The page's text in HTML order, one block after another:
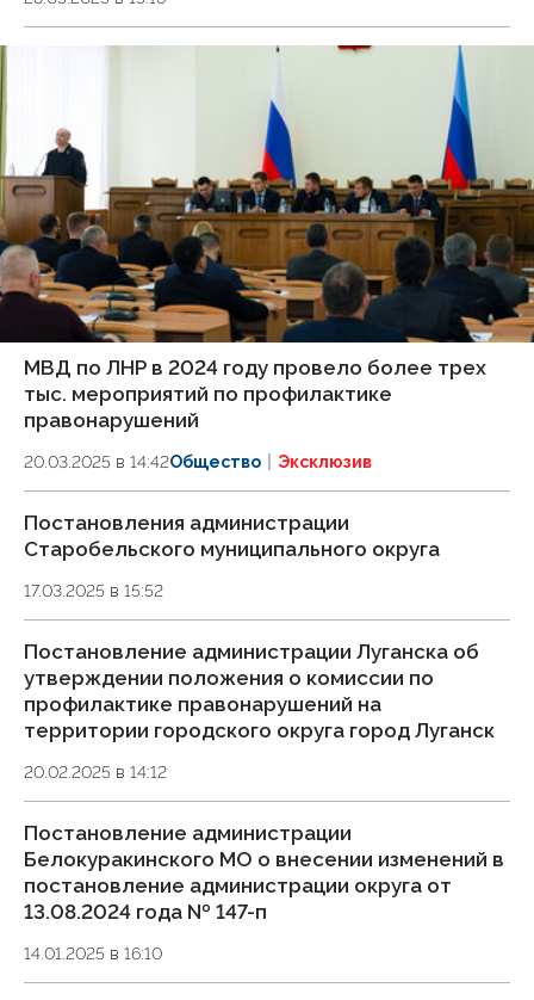
МВД по ЛНР в 2024 году провело более трех
тыс. мероприятий по профилактике
правонарушений
20.03.2025 в 14:42Общество Эксклюзив
Постановления администрации
Старобельского муниципального округа
17.03.2025 в 15:52
Постановление администрации Луганска об
утверждении положения о комиссии по
профилактике правонарушений на
территории городского округа город Луганск
20.02.2025 в 14:12
Постановление администрации
Белокуракинского МО о внесении изменений в
постановление администрации округа от
13.08.2024 года № 147-п
14.01.2025 в 16:10